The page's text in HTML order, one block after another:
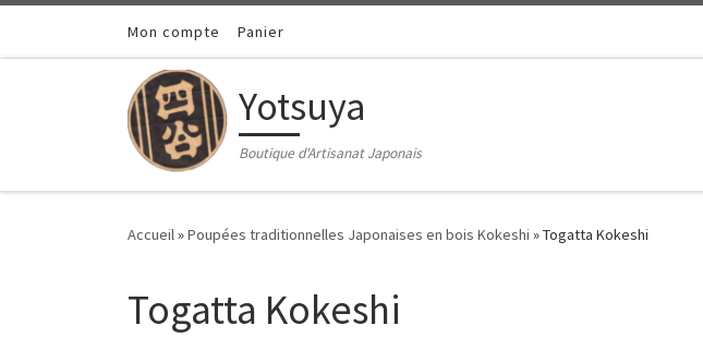
Passer au contenuMon compte Panier
Yotsuya
Boutique d'Artisanat Japonais
Accueil»Poupées traditionnelles Japonaises en bois Kokeshi »Togatta Kokeshi
Togatta Kokeshi